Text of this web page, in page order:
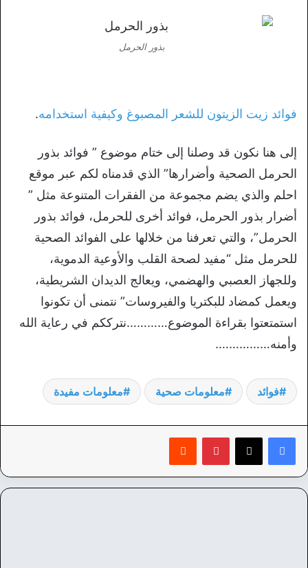
بذور الحرمل
فوائد زيت الزيتون للشعر المصبوغ وكيفية استخدامه.
إلى هنا نكون قد وصلنا إلى ختام موضوع ” فوائد بذور
الحرمل الصحية وأضرارها” الذي قدمناه لكم عبر موقع
احلم والذي يضم مجموعة من الفقرات المتنوعة مثل ”
أضرار بذور الحرمل، فوائد أخرى للحرمل، فوائد بذور
الحرمل”، والتي تعرفنا من خلالها على الفوائد الصحية
للحرمل مثل “مفيد لصحة القلب والأوعية الدموية،
وللجهاز العصبي والهضمي، ويعالج الديدان الشريطية،
ويعمل كمضاد للبكتريا والفيروسات” نتمنى أن تكونوا
استمتعتوا بقراءة الموضوع…………نترككم في رعاية الله
وأمنه…………….
فوائد معلومات صحية معلومات مفيدة
بينتيريست